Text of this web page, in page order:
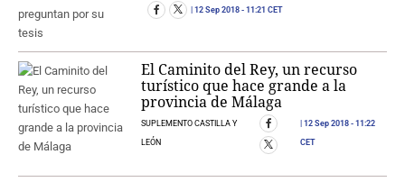
12 Sep 2018 - 11:21 CET
El Caminito del Rey, un recurso
turístico que hace grande a la
provincia de Málaga
SUPLEMENTO CASTILLA Y
LEÓN
12 Sep 2018 - 11:22
CET